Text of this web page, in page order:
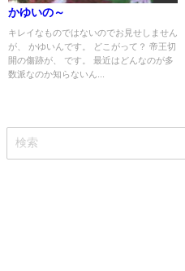
かゆいの～
キレイなものではないのでお見せしません
が、 かゆいんです。 どこがって？ 帝王切
開の傷跡が、 です。 最近はどんなのが多
数派なのか知らないん...